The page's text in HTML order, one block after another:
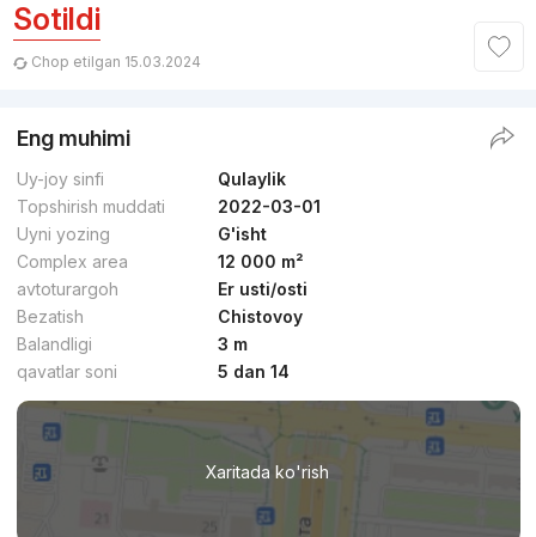
Topshirilishi 1kv 2027
TJ «Tashwell»
dan сўм /m²
2
Topshirilishi 3kv 2026,Uzbegim Development
TJ «Shoshkent»
+998 (55) 500...
Sotildi
Chop etilgan 15.03.2024
Eng muhimi
Uy-joy sinfi
Qulaylik
Topshirish muddati
2022-03-01
Uyni yozing
G'isht
Complex area
12 000 m²
avtoturargoh
Er usti/osti
Bezatish
Chistovoy
Balandligi
3 m
qavatlar soni
5 dan 14
Xaritada ko'rish